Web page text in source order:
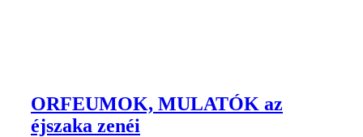
ORFEUMOK, MULATÓK az
éjszaka zenéi